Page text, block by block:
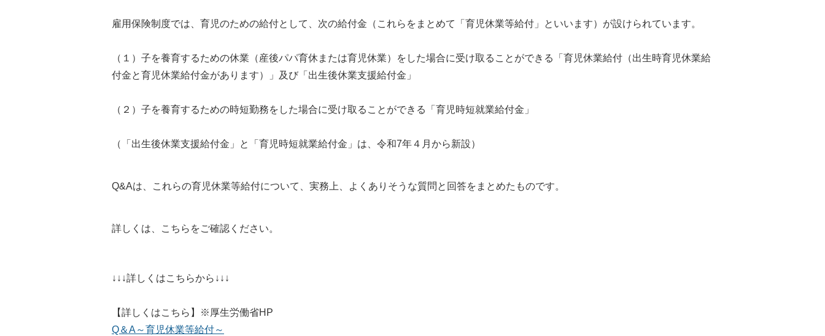
雇用保険制度では、育児のための給付として、次の給付金（これらをまとめて「育児休業等給付」といいます）が設けられています。
（１）子を養育するための休業（産後パパ育休または育児休業）をした場合に受け取ることができる「育児休業給付（出生時育児休業給
付金と育児休業給付金があります）」及び「出生後休業支援給付金」
（２）子を養育するための時短勤務をした場合に受け取ることができる「育児時短就業給付金」
（「出生後休業支援給付金」と「育児時短就業給付金」は、令和7年４月から新設）
Q&Aは、これらの育児休業等給付について、実務上、よくありそうな質問と回答をまとめたものです。
詳しくは、こちらをご確認ください。
↓↓↓詳しくはこちらから↓↓↓
【詳しくはこちら】※厚生労働省HP
Q＆A～育児休業等給付～